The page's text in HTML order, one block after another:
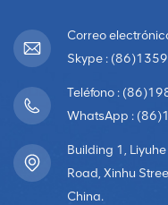
Correo
Skype :
Teléfono :
WhatsApp :
Building 1,
Road, Xinhu
China.